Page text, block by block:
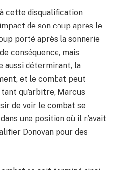
cette disqualification
de son coup après le
porté après la sonnerie
conséquence, mais
aussi déterminant, la
et le combat peut
qu’arbitre, Marcus
de voir le combat se
une position où il n’avait
Donovan pour des